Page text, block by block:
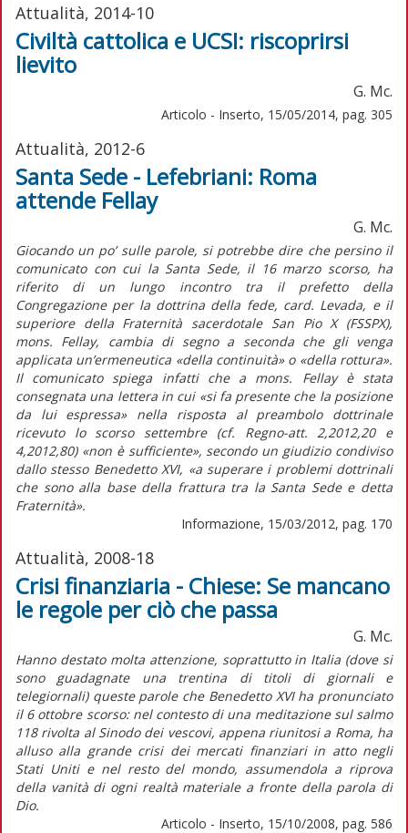
Attualità, 2014-10
Civiltà cattolica e UCSI: riscoprirsi
lievito
G. Mc.
Articolo - Inserto, 15/05/2014, pag. 305
Attualità, 2012-6
Santa Sede - Lefebriani: Roma
attende Fellay
G. Mc.
Giocando un po’ sulle parole, si potrebbe dire che persino il
comunicato con cui la Santa Sede, il 16 marzo scorso, ha
riferito di un lungo incontro tra il prefetto della
Congregazione per la dottrina della fede, card. Levada, e il
superiore della Fraternità sacerdotale San Pio X (FSSPX),
mons. Fellay, cambia di segno a seconda che gli venga
applicata un’ermeneutica «della continuità» o «della rottura».
Il comunicato spiega infatti che a mons. Fellay è stata
consegnata una lettera in cui «si fa presente che la posizione
da lui espressa» nella risposta al preambolo dottrinale
ricevuto lo scorso settembre (cf. Regno-att. 2,2012,20 e
4,2012,80) «non è sufficiente», secondo un giudizio condiviso
dallo stesso Benedetto XVI, «a superare i problemi dottrinali
che sono alla base della frattura tra la Santa Sede e detta
Fraternità».
Informazione, 15/03/2012, pag. 170
Attualità, 2008-18
Crisi finanziaria - Chiese: Se mancano
le regole per ciò che passa
G. Mc.
Hanno destato molta attenzione, soprattutto in Italia (dove si
sono guadagnate una trentina di titoli di giornali e
telegiornali) queste parole che Benedetto XVI ha pronunciato
il 6 ottobre scorso: nel contesto di una meditazione sul salmo
118 rivolta al Sinodo dei vescovi, appena riunitosi a Roma, ha
alluso alla grande crisi dei mercati finanziari in atto negli
Stati Uniti e nel resto del mondo, assumendola a riprova
della vanità di ogni realtà materiale a fronte della parola di
Dio.
Articolo - Inserto, 15/10/2008, pag. 586